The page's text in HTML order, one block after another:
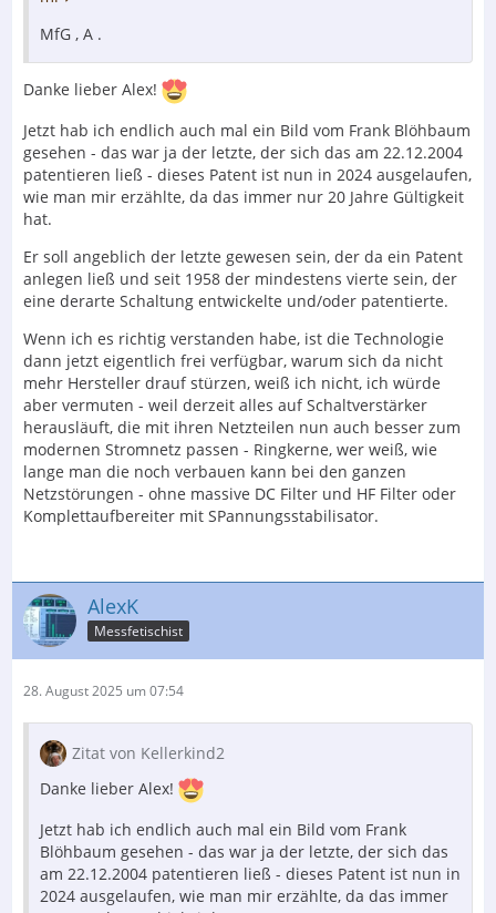
MfG , A .
Danke lieber Alex!
Jetzt hab ich endlich auch mal ein Bild vom Frank Blöhbaum
gesehen - das war ja der letzte, der sich das am 22.12.2004
patentieren ließ - dieses Patent ist nun in 2024 ausgelaufen,
wie man mir erzählte, da das immer nur 20 Jahre Gültigkeit
hat.
Er soll angeblich der letzte gewesen sein, der da ein Patent
anlegen ließ und seit 1958 der mindestens vierte sein, der
eine derarte Schaltung entwickelte und/oder patentierte.
Wenn ich es richtig verstanden habe, ist die Technologie
dann jetzt eigentlich frei verfügbar, warum sich da nicht
mehr Hersteller drauf stürzen, weiß ich nicht, ich würde
aber vermuten - weil derzeit alles auf Schaltverstärker
herausläuft, die mit ihren Netzteilen nun auch besser zum
modernen Stromnetz passen - Ringkerne, wer weiß, wie
lange man die noch verbauen kann bei den ganzen
Netzstörungen - ohne massive DC Filter und HF Filter oder
Komplettaufbereiter mit SPannungsstabilisator.
AlexK
Messfetischist
28. August 2025 um 07:54
Zitat von Kellerkind2
Danke lieber Alex!
Jetzt hab ich endlich auch mal ein Bild vom Frank
Blöhbaum gesehen - das war ja der letzte, der sich das
am 22.12.2004 patentieren ließ - dieses Patent ist nun in
2024 ausgelaufen, wie man mir erzählte, da das immer